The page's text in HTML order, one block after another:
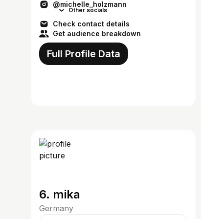
@michelle_holzmann
Other socials
Check contact details
Get audience breakdown
Full Profile Data
6. mika
Germany